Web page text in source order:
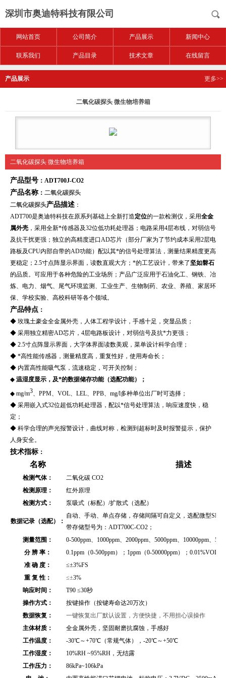
深圳市奥迪特科技有限公司
网站首页 公司简介 产品展示 新闻中心
联系我们 产品目录 技术文章 在线留言
产品展示 更多>>
二氧化碳探头 微生物培养箱
二氧化碳探头 微生物培养箱
产品型号 ：ADT700J-CO2
产品名称 ： 二氧化碳探头
二氧化碳探头产品描述 ：
ADT700是奥迪特科技在原系列基础上全新打造定位的一款检测仪，采用全金
属外壳 ，采用全新*传感器及32位低功耗处理器；电路采用4层布线，对弱信号
及抗干扰更强；独立的高精度进口AD芯片（部分厂家为了节约成本采用2层电
路板及CPU内部自带的AD功能）配以其*的信号处理算法，测量结果精度更高
更稳定；2.5寸点阵显示界面，读数直观大方；*的工艺设计，带来了 坚如磐石
的品质。可应用于各种危险的工业场所；产品广泛应用于石油化工、 钢铁、冶
炼、电力
烟气、尾气环境监测、 工业生产、生物制药
农业、养殖、家居环
保 、学校实验 、高校科研等各个领域。
产品特点 ：
◆ 玫瑰土豪金全金属外壳，人体工程学设计，手感十足，突显品质；
◆ 采用独立精密AD芯片，4层电路板设计，对弱信号及抗*力更强；
◆ 2.5寸点阵显示界面，大字体界面读数美观，菜单设计科学合理；
◆ *高性能传感器，测量精度高，重复性好，使用寿命长；
◆ 内置高性能吸气泵，流速稳定，可开关控制；
◆ 温湿度显示，及*的数据储存功能（选配功能）；
◆ mg/m3 、PPM、VOL、LEL、PPB、mg/l多种单位出厂时可选择；
◆ 采用嵌入式32位超低功耗处理器，配以*信号处理算法，响应速度快，稳
定；
◆ 科学合理的声光报警设计，曲线对称，检测到超标时及时报警提示，保护
人身安全。
技术指标 ：
名称 描述
检测气体：
二氧化碳 CO2
检测原理：
红外原理
检测方式：
泵吸式（标配）/扩散式（选配）
数据记录（选配）：
自动、手动、单点存储，存储间隔可自定义，选配微型SD
带存储型号为：ADT700C-CO2；
测量范围：
0-500ppm、1000ppm、2000ppm、5000ppm、10000ppm、
分 辨 率：
0.1ppm（0-500ppm）；1ppm（0-50000ppm）；0.01%VOL
准 确 度：
≤±3%FS
重 复 性：
≤±3%
响应时间：
T90 ≤30秒
操作方式：
按键操作（按键寿命达20万次）
数据恢复：
一键恢复出厂默认设置，方便快捷，不用担心误操作
主体材质：
全金属外壳 ，坚固耐磨抗腐蚀，手感好
工作温度：
-30℃～+70℃（常规气体），-20℃～+50℃
工作湿度：
10%RH ~95%RH，无结露
工作压力：
86kPa~106kPa